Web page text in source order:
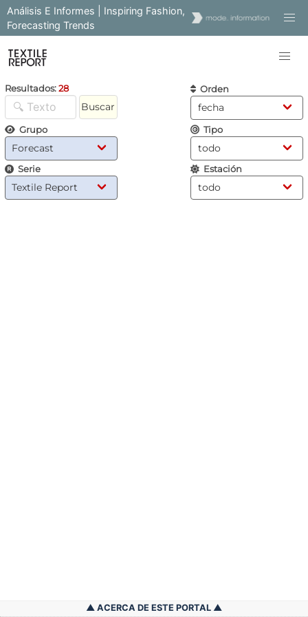
Análisis E Informes | Inspiring Fashion,
Forecasting Trends
Resultados:28
Buscar
Orden
Grupo Tipo
Serie Estación
ACERCA DE ESTE PORTAL